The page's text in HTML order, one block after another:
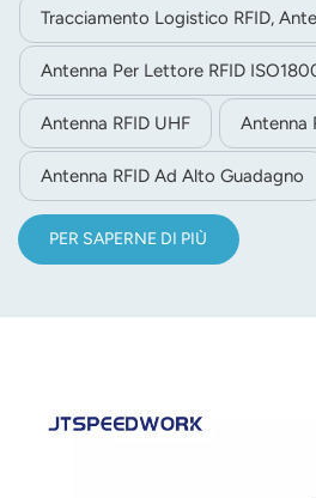
Tracciamento Logistico RFID,
Antenna Per Lettore RFID
Antenna RFID UHF Antenna
Antenna RFID Ad Alto Guadagno
PER SAPERNE DI PIÙ